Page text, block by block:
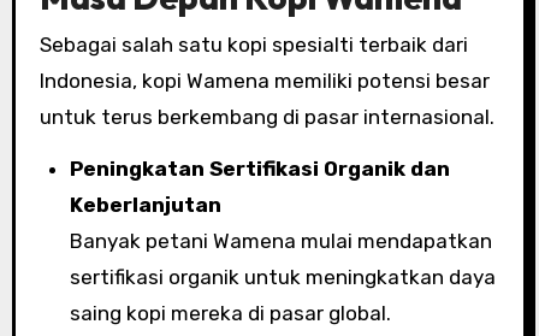
Sebagai salah satu kopi spesialti terbaik dari
Indonesia, kopi Wamena memiliki potensi besar
untuk terus berkembang di pasar internasional.
Peningkatan Sertifikasi Organik dan
Keberlanjutan
Banyak petani Wamena mulai mendapatkan
sertifikasi organik untuk meningkatkan daya
saing kopi mereka di pasar global.